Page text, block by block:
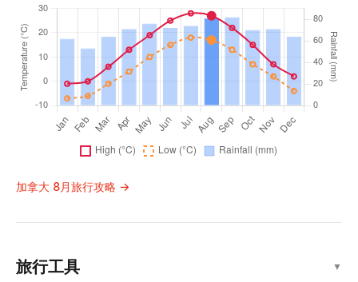
加拿大 8月旅行攻略 →
旅行工具 ▼